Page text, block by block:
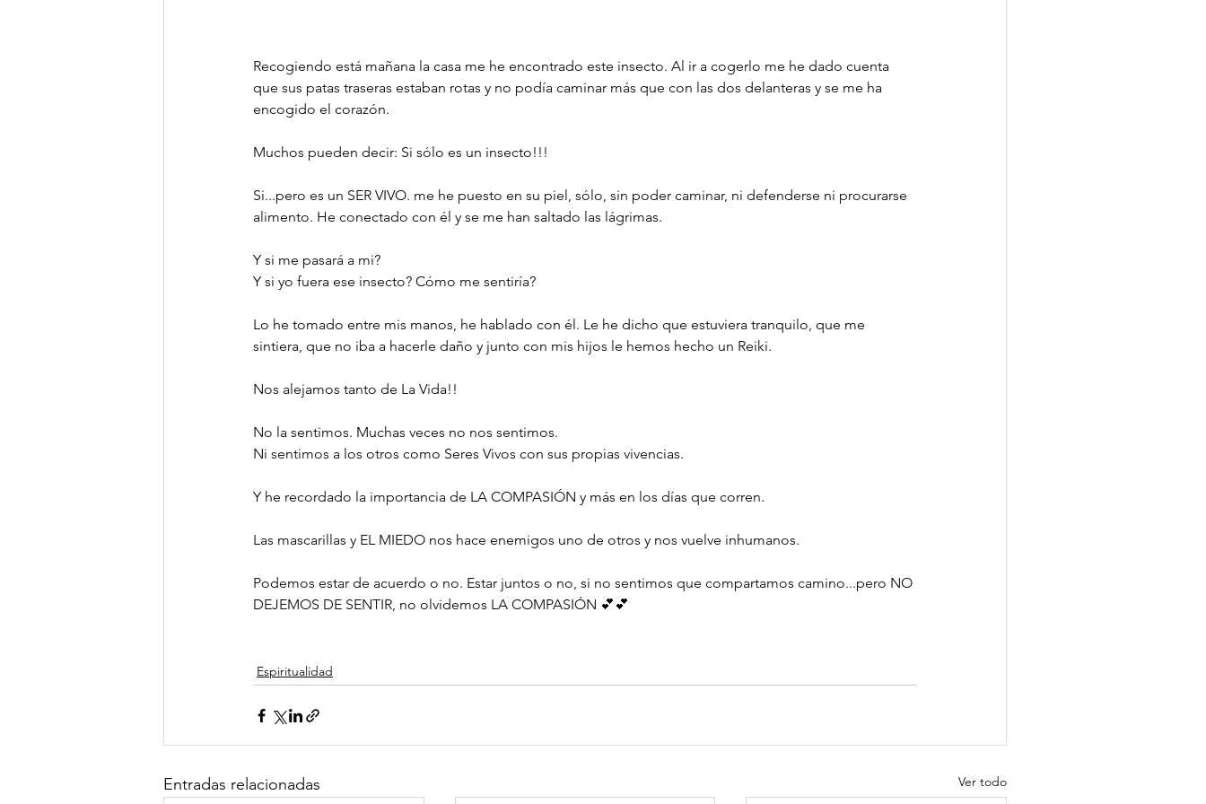
Recogiendo está mañana la casa me he encontrado este insecto. Al ir a cogerlo me he dado cuenta
que sus patas traseras estaban rotas y no podía caminar más que con las dos delanteras y se me ha
encogido el corazón.
Muchos pueden decir: Si sólo es un insecto!!!
Si...pero es un SER VIVO. me he puesto en su piel, sólo, sin poder caminar, ni defenderse ni procurarse
alimento. He conectado con él y se me han saltado las lágrimas.
Y si me pasará a mi?
Y si yo fuera ese insecto? Cómo me sentiría?
Lo he tomado entre mis manos, he hablado con él. Le he dicho que estuviera tranquilo, que me
sintiera, que no iba a hacerle daño y junto con mis hijos le hemos hecho un Reiki.
Nos alejamos tanto de La Vida!!
No la sentimos. Muchas veces no nos sentimos.
Ni sentimos a los otros como Seres Vivos con sus propias vivencias.
Y he recordado la importancia de LA COMPASIÓN y más en los días que corren.
Las mascarillas y EL MIEDO nos hace enemigos uno de otros y nos vuelve inhumanos.
Podemos estar de acuerdo o no. Estar juntos o no, si no sentimos que compartamos camino...pero NO
DEJEMOS DE SENTIR, no olvidemos LA COMPASIÓN 💕💕
Espiritualidad
Entradas relacionadas Ver todo